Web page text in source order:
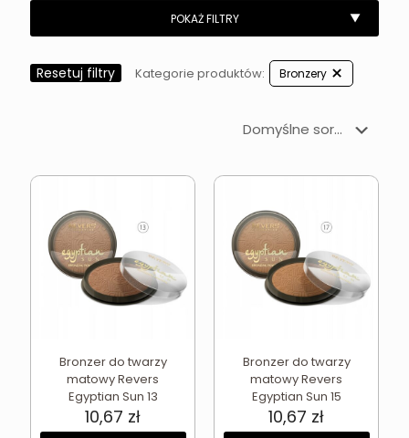
Resetuj filtry Kategorie produktów: Bronzery
Bronzer do twarzy
matowy Revers
Egyptian Sun 13
10,67 zł
Bronzer do twarzy
matowy Revers
Egyptian Sun 15
10,67 zł